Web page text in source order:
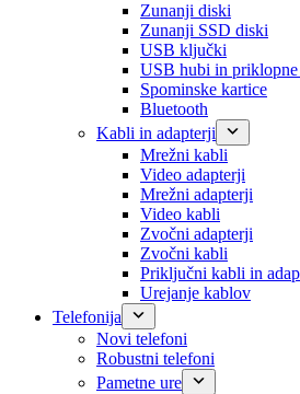
Zunanji diski
Zunanji SSD diski
USB ključki
USB hubi in priklopne
Spominske kartice
Bluetooth
Kabli in adapterji
Mrežni kabli
Video adapterji
Mrežni adapterji
Video kabli
Zvočni adapterji
Zvočni kabli
Priključni kabli in
Urejanje kablov
Telefonija
Novi telefoni
Robustni telefoni
Pametne ure